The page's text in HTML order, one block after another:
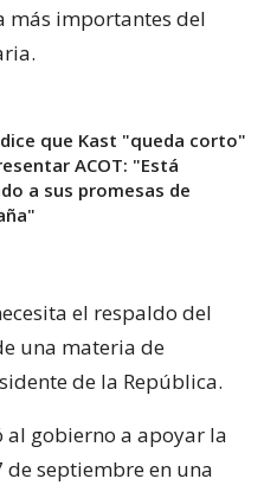
más importantes del
que Kast "queda corto"
ACOT: "Está
a sus promesas de
el respaldo del
una materia de
de la República.
gobierno a apoyar la
septiembre en una